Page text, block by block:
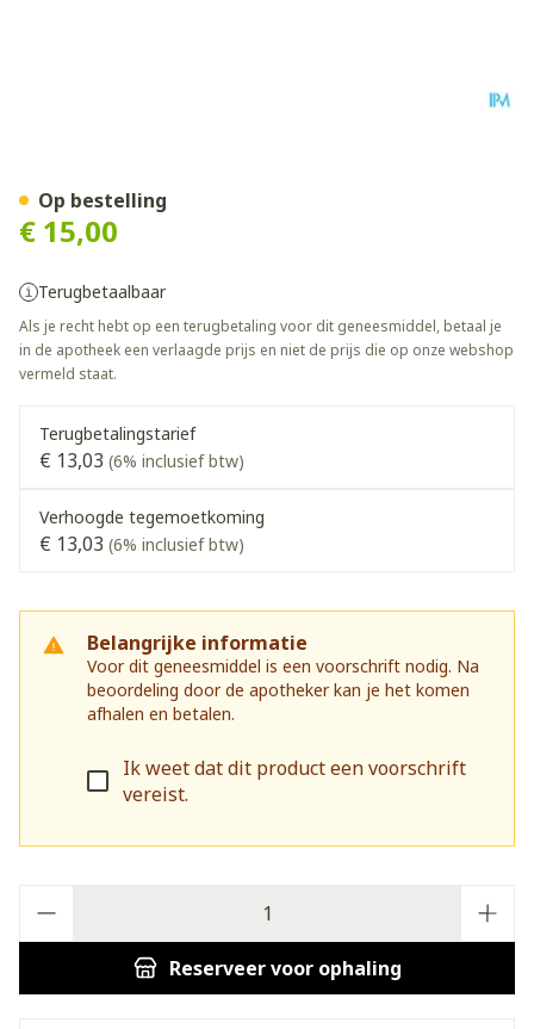
€ 15,00
Terugbetaalbaar
Als je recht hebt op een terugbetaling voor dit geneesmiddel, betaal je
in de apotheek een verlaagde prijs en niet de prijs die op onze webshop
vermeld staat.
Terugbetalingstarief
€ 13,03 (6% inclusief btw)
Verhoogde tegemoetkoming
€ 13,03 (6% inclusief btw)
Belangrijke informatie
Voor dit geneesmiddel is een voorschrift nodig. Na
beoordeling door de apotheker kan je het komen
afhalen en betalen.
Ik weet dat dit product een voorschrift
vereist.
Reserveervoor ophaling
Op bestelling